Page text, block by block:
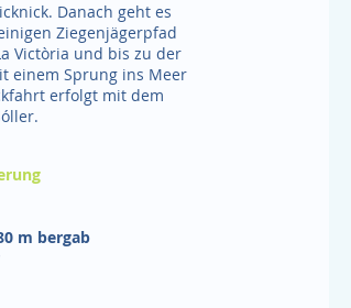
Danach geht es
Ziegenjägerpfad
Victòria und bis zu der
einem Sprung ins Meer
erfolgt mit dem
m bergab